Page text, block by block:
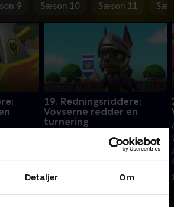
Detaljer Om
9 Sæson 10 Sæson 11
til at
19. Redningsriddere:
Vovserne redder en
turnering
Vovserne hjælper en mystisk
ridder med at vinde en
turnering.
1. januar 2023 • 22 min